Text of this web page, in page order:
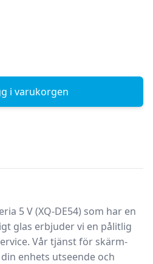
i varukorgen
5 V (XQ-DE54) som har en
glas erbjuder vi en pålitlig
Vår tjänst för skärm-
enhets utseende och